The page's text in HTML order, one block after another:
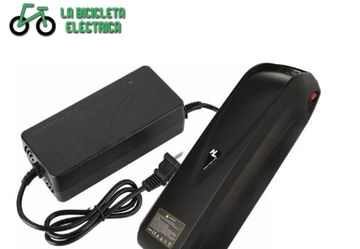
Saltar
al